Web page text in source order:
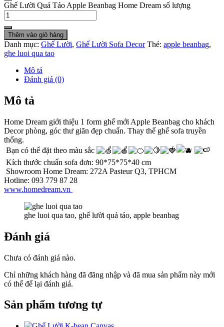
Ghế Lười Quả Táo Apple Beanbag Home Dream số lượng
Thêm vào giỏ hàng
Danh mục: Ghế Lười, Ghế Lười Sofa Decor Thẻ: apple beanbag,
ghe luoi qua tao
Mô tả
Đánh giá (0)
Mô tả
Home Dream giới thiệu 1 form ghế mới Apple Beanbag cho khách
Decor phòng, góc thư giãn đẹp chuẩn. Thay thế ghế sofa truyền
thống.
Bạn có thể đặt theo màu sắc
Kích thước chuẩn sofa đơn: 90*75*75*40 cm
Showroom Home Dream: 272A Pasteur Q3, TPHCM
Hotline: 093 779 87 28
www.homedream.vn
ghe luoi qua tao, ghế lười quả táo, apple beanbag
Đánh giá
Chưa có đánh giá nào.
Chỉ những khách hàng đã đăng nhập và đã mua sản phẩm này mới
có thể để lại đánh giá.
Sản phẩm tương tự